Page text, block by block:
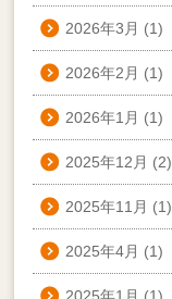
2026年3月 (1)
2026年2月 (1)
2026年1月 (1)
2025年12月 (2)
2025年11月 (1)
2025年4月 (1)